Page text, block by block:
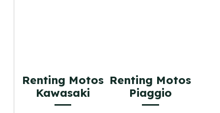
Renting Motos
Kawasaki
Renting Motos
Piaggio